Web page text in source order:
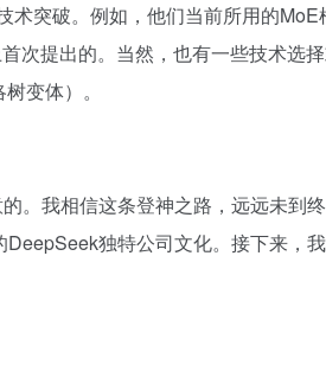
术突破。例如，他们当前所用的MoE
次提出的。当然，也有一些技术选
变体）。
。我相信这条登神之路，远远未到
独特公司文化。接下来，